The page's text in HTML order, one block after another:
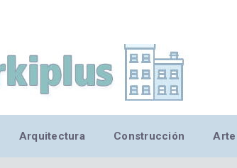
Arquitectura Construcción Arte